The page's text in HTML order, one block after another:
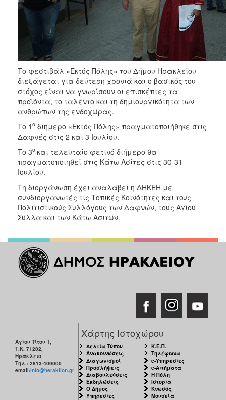
Το φεστιβάλ «Εκτός Πόλης» του Δήμου Ηρακλείου
διεξάγεται για δεύτερη χρονιά και ο βασικός του
στόχος είναι να γνωρίσουν οι επισκέπτες τα
προϊόντα, το ταλέντο και τη δημιουργικότητα των
ανθρώπων της ενδοχώρας.
Το 1 ο διήμερο «Εκτός Πόλης» πραγματοποιήθηκε στις
Δαφνές στις 2 και 3 Ιουλίου.
Το 3ο και τελευταίο φετινό διήμερο θα
πραγματοποιηθεί στις Κάτω Ασίτες στις 30-31
Ιουλίου.
Τη διοργάνωση έχει αναλάβει η ΔΗΚΕΗ με
συνδιοργανωτές τις Τοπικές Κοινότητες και τους
Πολιτιστικούς Συλλόγους των Δαφνών, τους Αγίου
Σύλλα και των Κάτω Ασιτών.
Αγίου Τίτου 1,
Τ.Κ. 71202,
Ηράκλειο
Τηλ.: 2813-409000
email:info@heraklion.gr
Χάρτης Ιστοχώρου
Δελτία Τύπου
Ανακοινώσεις
Διαγωνισμοί
Προσλήψεις
Διαβουλεύσεις
Εκδηλώσεις
Ο Δήμος
Υπηρεσίες
Κ.Ε.Π.
Τηλέφωνα
e-Υπηρεσίες
e-Αιτήματα
Η Πόλη
Ιστορία
Κνωσός
Μουσεία